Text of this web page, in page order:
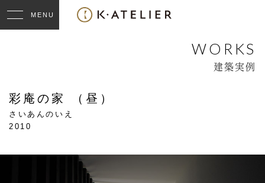
WORKS
建築実例
彩庵の家 （昼）
さいあんのいえ
2010